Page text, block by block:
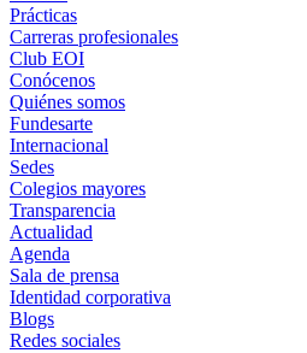
Prácticas
Carreras profesionales
Club EOI
Conócenos
Quiénes somos
Fundesarte
Internacional
Sedes
Colegios mayores
Transparencia
Actualidad
Agenda
Sala de prensa
Identidad corporativa
Blogs
Redes sociales